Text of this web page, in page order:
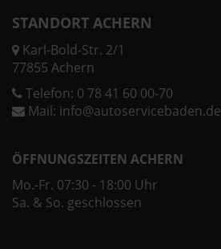
STANDORT ACHERN
Karl-Bold-Str. 2/1
77855 Achern
Telefon: 0 78 41 60 00-70
Mail: info@autoservicebaden.de
ÖFFNUNGSZEITEN ACHERN
Mo.-Fr. 07:30 - 18:00 Uhr
Sa. & So. geschlossen